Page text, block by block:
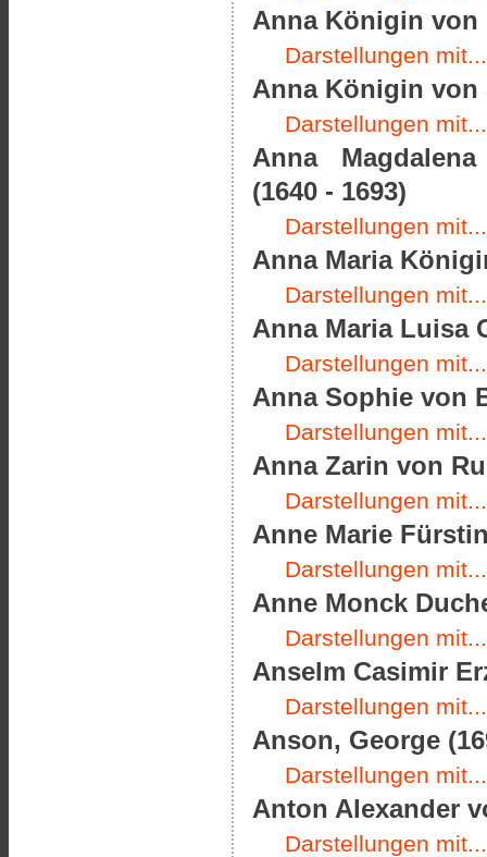
Anna Königin von
Darstellungen mit...
Anna Königin von
Darstellungen mit...
Anna
(1640 - 1693)
Darstellungen mit...
Anna Maria
Darstellungen mit...
Anna Maria Luisa
Darstellungen mit...
Anna Sophie von
Darstellungen mit...
Anna Zarin von
Darstellungen mit...
Anne Marie
Darstellungen mit...
Anne Monck
Darstellungen mit...
Anselm Casimir
Darstellungen mit...
Anson, George
Darstellungen mit...
Anton Alexander
Darstellungen mit...